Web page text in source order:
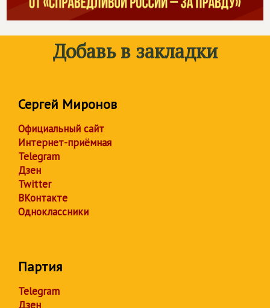
Добавь в закладки
Сергей Миронов
Официальный сайт
Интернет-приёмная
Telegram
Дзен
Twitter
ВКонтакте
Одноклассники
Партия
Telegram
Дзен